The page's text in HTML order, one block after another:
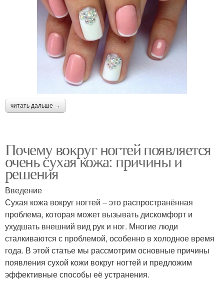
читать дальше →
Почему вокруг ногтей появляется
очень сухая кожа: причины и
решения
Введение
Сухая кожа вокруг ногтей – это распространённая
проблема, которая может вызывать дискомфорт и
ухудшать внешний вид рук и ног. Многие люди
сталкиваются с проблемой, особенно в холодное время
года. В этой статье мы рассмотрим основные причины
появления сухой кожи вокруг ногтей и предложим
эффективные способы её устранения.